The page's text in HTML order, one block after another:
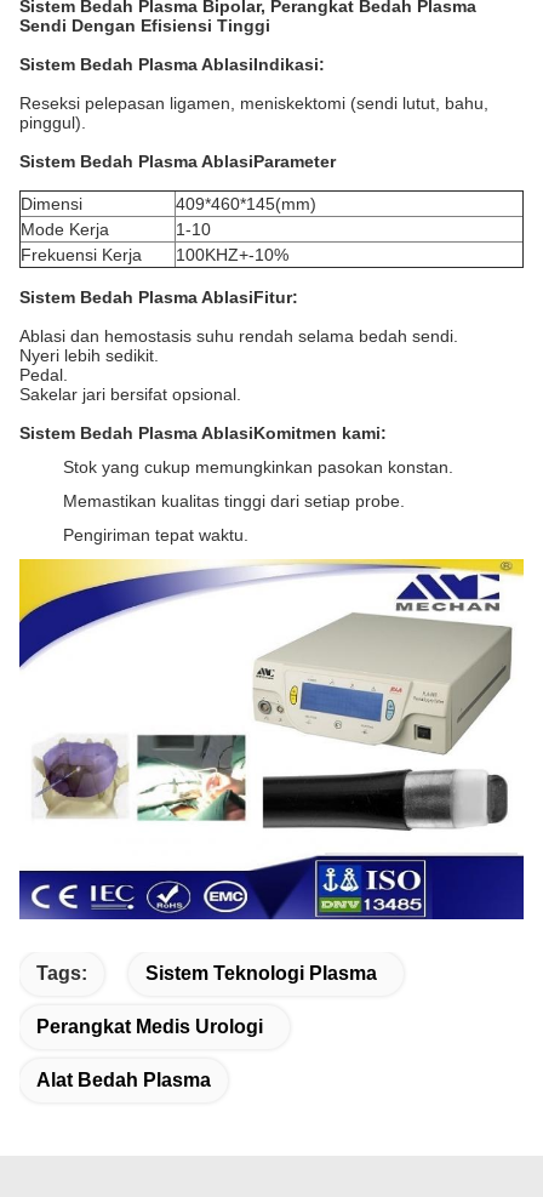
Sistem Bedah Plasma Bipolar, Perangkat Bedah Plasma
Sendi Dengan Efisiensi Tinggi
Sistem Bedah Plasma AblasiIndikasi:
Reseksi pelepasan ligamen, meniskektomi (sendi lutut, bahu,
pinggul).
Sistem Bedah Plasma AblasiParameter
Dimensi
409*460*145(mm)
Mode Kerja
1-10
Frekuensi Kerja
100KHZ+-10%
Sistem Bedah Plasma AblasiFitur:
Ablasi dan hemostasis suhu rendah selama bedah sendi.
Nyeri lebih sedikit.
Pedal.
Sakelar jari bersifat opsional.
Sistem Bedah Plasma AblasiKomitmen kami:
Stok yang cukup memungkinkan pasokan konstan.
Memastikan kualitas tinggi dari setiap probe.
Pengiriman tepat waktu.
Tags: Sistem Teknologi Plasma
Perangkat Medis Urologi
Alat Bedah Plasma